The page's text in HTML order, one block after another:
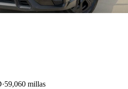
59,060 millas